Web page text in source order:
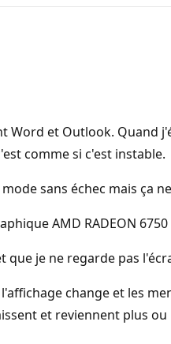
Word et Outlook.
comme si c'est instable.
sans échec mais ça
AMD RADEON
je ne regarde pas
change et les
et reviennent plus